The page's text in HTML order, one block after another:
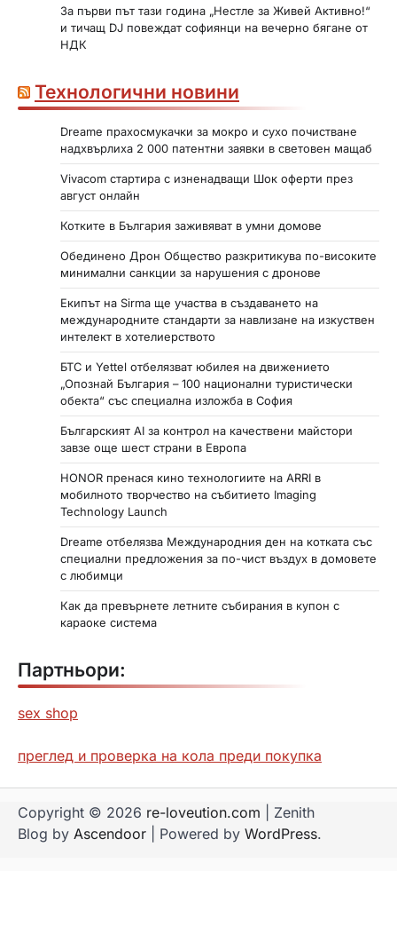
За първи път тази година „Нестле за Живей Активно!“
и тичащ DJ повеждат софиянци на вечерно бягане от
НДК
Технологични новини
Dreame прахосмукачки за мокро и сухо почистване
надхвърлиха 2 000 патентни заявки в световен мащаб
Vivacom стартира с изненадващи Шок оферти през
август онлайн
Котките в България заживяват в умни домове
Обединено Дрон Общество разкритикува по-високите
минимални санкции за нарушения с дронове
Екипът на Sirma ще участва в създаването на
международните стандарти за навлизане на изкуствен
интелект в хотелиерството
БТС и Yettel отбелязват юбилея на движението
„Опознай България – 100 национални туристически
обекта“ със специална изложба в София
Българският AI за контрол на качествени майстори
завзе още шест страни в Европа
HONOR пренася кино технологиите на ARRI в
мобилното творчество на събитието Imaging
Technology Launch
Dreame отбелязва Международния ден на котката със
специални предложения за по-чист въздух в домовете
с любимци
Как да превърнете летните събирания в купон с
караоке система
Партньори:
sex shop
преглед и проверка на кола преди покупка
Copyright © 2026 re-loveution.com | Zenith
Blog by Ascendoor | Powered by WordPress.